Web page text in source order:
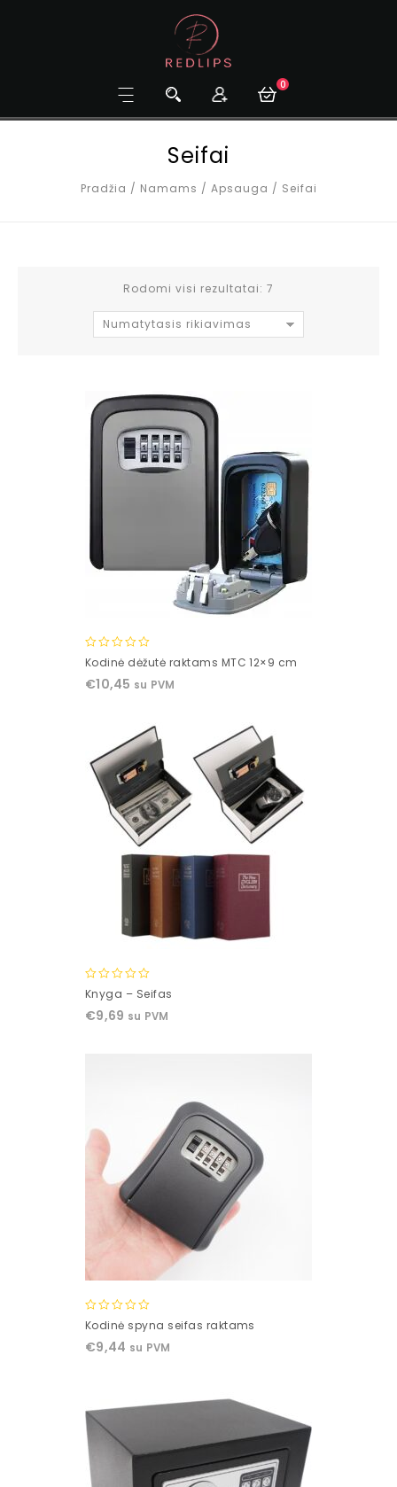
0
Seifai
Pradžia / Namams / Apsauga / Seifai
Rodomi visi rezultatai: 7
Numatytasis rikiavimas
0
of
Kodinė dėžutė raktams MTC 12×9 cm
€10,45 su PVM
0
of
Knyga – Seifas
€9,69 su PVM
0
of
Kodinė spyna seifas raktams
€9,44 su PVM